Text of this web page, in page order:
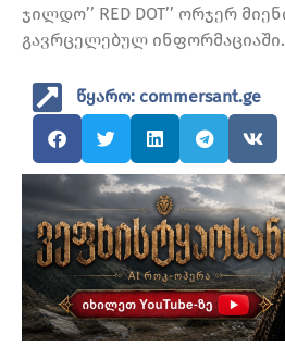
ჯილდო’’ RED DOT’’ ორჯერ
გავრცელებულ ინფორმაციაში.
წყარო: commersant.ge